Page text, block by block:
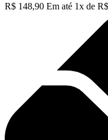
R$ 148,90 Em até 1x de R$